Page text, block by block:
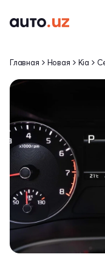
Главная Новая Kia